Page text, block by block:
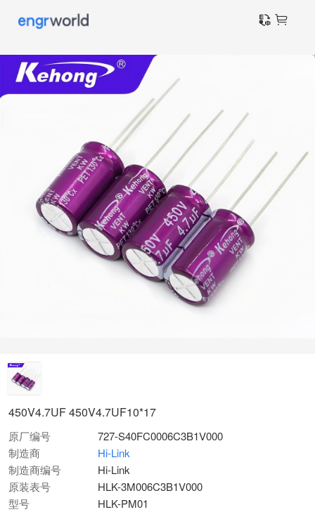
450V4.7UF 450V4.7UF10*17
原厂编号
727-S40FC0006C3B1V000
制造商
Hi-Link
制造商编号
Hi-Link
原装表号
HLK-3M006C3B1V000
型号
HLK-PM01